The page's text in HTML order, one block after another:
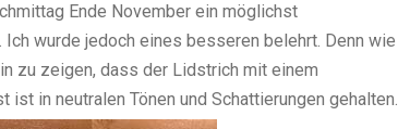
Ende November ein möglichst
wurde jedoch eines besseren belehrt. Denn wie
zu zeigen, dass der Lidstrich mit einem
in neutralen Tönen und Schattierungen gehalten.